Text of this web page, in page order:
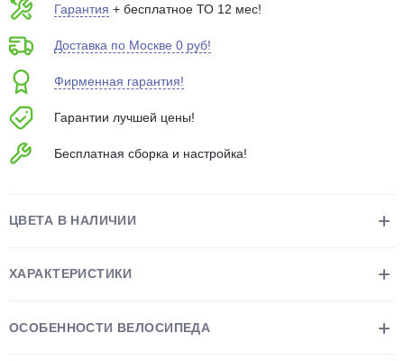
Гарантия + бесплатное ТО 12 мес!
Доставка по Москве 0 руб!
Фирменная гарантия!
Гарантии лучшей цены!
Бесплатная сборка и настройка!
ЦВЕТА В НАЛИЧИИ
ХАРАКТЕРИСТИКИ
ОСОБЕННОСТИ ВЕЛОСИПЕДА